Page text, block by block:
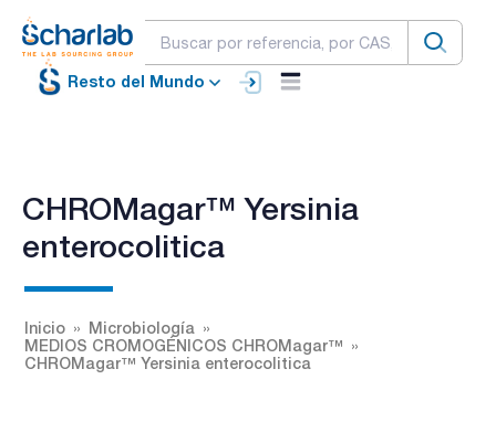
Resto del Mundo
CHROMagar™ Yersinia
enterocolitica
Inicio
Microbiología
MEDIOS CROMOGÉNICOS CHROMagar™
CHROMagar™ Yersinia enterocolitica